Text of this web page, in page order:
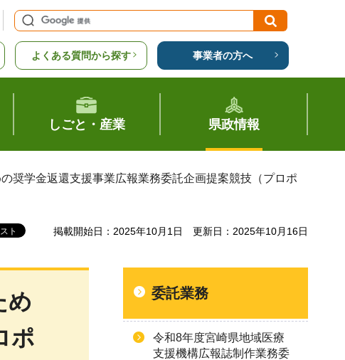
よくある質問から探す 事業者の方へ
しごと・産業 県政情報
奨学金返還支援事業広報業務委託企画提案競技（プロポ
掲載開始日：2025年10月1日 更新日：2025年10月16日
め
ポ
委託業務
令和8年度宮崎県地域医療
支援機構広報誌制作業務委